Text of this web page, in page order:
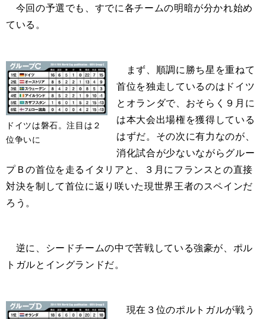
今回の予選でも、すでに各チームの明暗が分かれ始め
ている。
ドイツは磐石。注目は２
位争いに
まず、順調に勝ち星を重ねて
首位を独走しているのはドイツ
とオランダで、おそらく９月に
は本大会出場権を獲得している
はずだ。その次に有力なのが、
消化試合が少ないながらグルー
プＢの首位を走るイタリアと、３月にフランスとの直接
対決を制して首位に返り咲いた現世界王者のスペインだ
ろう。
逆に、シードチームの中で苦戦している強豪が、ポル
トガルとイングランドだ。
現在３位のポルトガルが戦う